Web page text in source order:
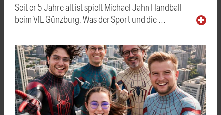
Seit er 5 Jahre alt ist spielt Michael Jahn Handball
beim VfL Günzburg. Was der Sport und die …